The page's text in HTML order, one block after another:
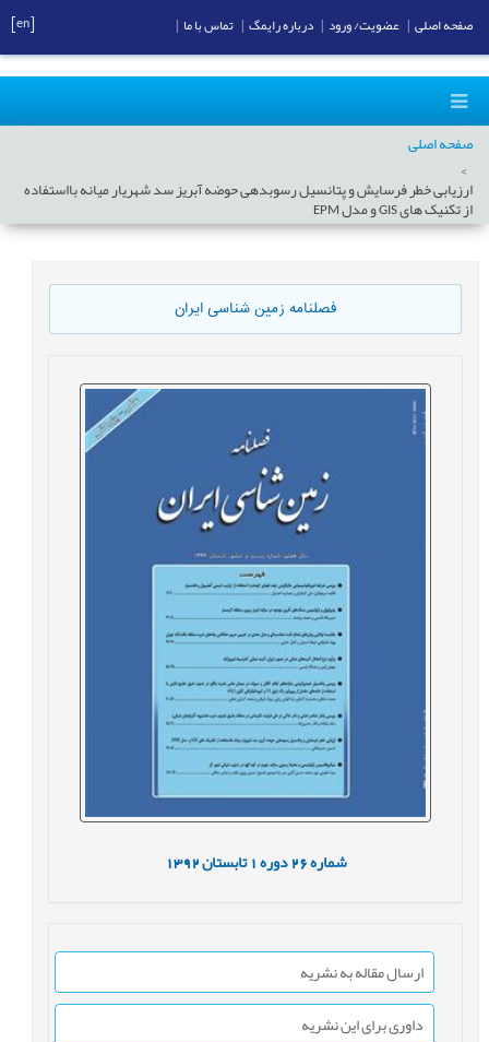
صفحه اصلی
ارزیابی خطر فرسایش و پتانسیل رسوبدهی حوضه آبریز سد شهریار میانه بااستفاده
از تکنیک های GIS و مدل EPM
فصلنامه زمین شناسی ایران
شماره26 دوره1 تابستان1392
ارسال مقاله به نشریه
داوری برای این نشریه
صفحه اصلی عضویت/ ورود درباره رایمگ تماس با ما